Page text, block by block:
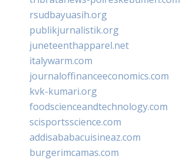
rsudbayuasih.org
publikjurnalistik.org
juneteenthapparel.net
italywarm.com
journaloffinanceeconomics.com
kvk-kumari.org
foodscienceandtechnology.com
scisportsscience.com
addisababacuisineaz.com
burgerimcamas.com